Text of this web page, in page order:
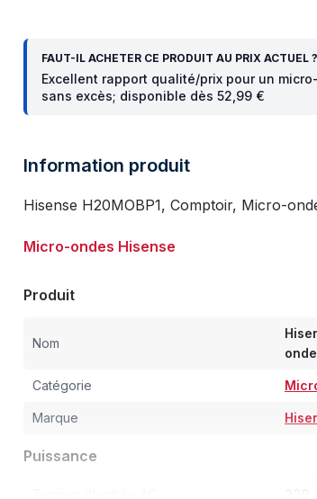
FAUT-IL ACHETER CE PRODUIT AU PRIX ACTUEL ?
Excellent rapport qualité/prix pour un
sans excès; disponible dès 52,99 €
Information produit
Hisense H20MOBP1, Comptoir, Micro-
Micro-ondes Hisense
Produit
Nom
Catégorie
Marque
Puissance